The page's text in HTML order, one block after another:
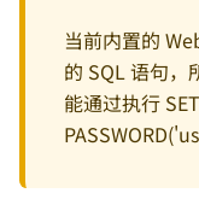
当前内置的
的 SQL 语句，
能通过执行